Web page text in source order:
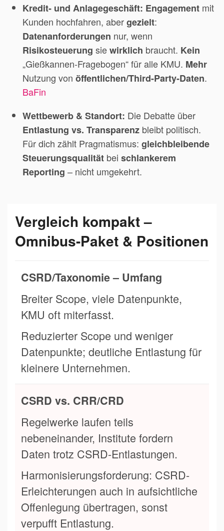
Kredit- und Anlagegeschäft: Engagement mit
Kunden hochfahren, abergezielt:
Datenanforderungen nur, wenn
Risikosteuerung siewirklich braucht. Kein
„Gießkannen-Fragebogen“ für alle KMU. Mehr
Nutzung von öffentlichen/Third-Party-Daten.
BaFin
Wettbewerb & Standort: Die Debatte über
Entlastung vs. Transparenz bleibt politisch.
Für dich zählt Pragmatismus: gleichbleibende
Steuerungsqualität bei schlankerem
Reporting – nicht umgekehrt.
Vergleich kompakt –
Omnibus-Paket & Positionen
CSRD/Taxonomie – Umfang
Breiter Scope, viele Datenpunkte,
KMU oft miterfasst.
Reduzierter Scope und weniger
Datenpunkte; deutliche Entlastung für
kleinere Unternehmen.
CSRD vs. CRR/CRD
Regelwerke laufen teils
nebeneinander, Institute fordern
Daten trotz CSRD-Entlastungen.
Harmonisierungsforderung: CSRD-
Erleichterungen auch in aufsichtliche
Offenlegung übertragen, sonst
verpufft Entlastung.